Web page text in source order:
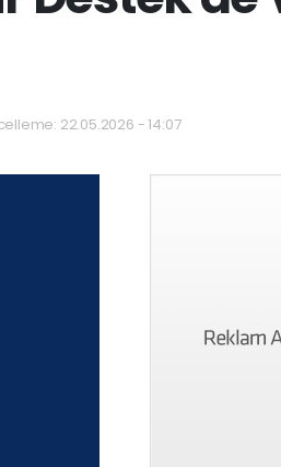
22.05.2026 - 14:07